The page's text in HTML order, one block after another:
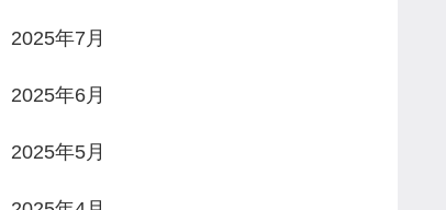
2025年7月
2025年6月
2025年5月